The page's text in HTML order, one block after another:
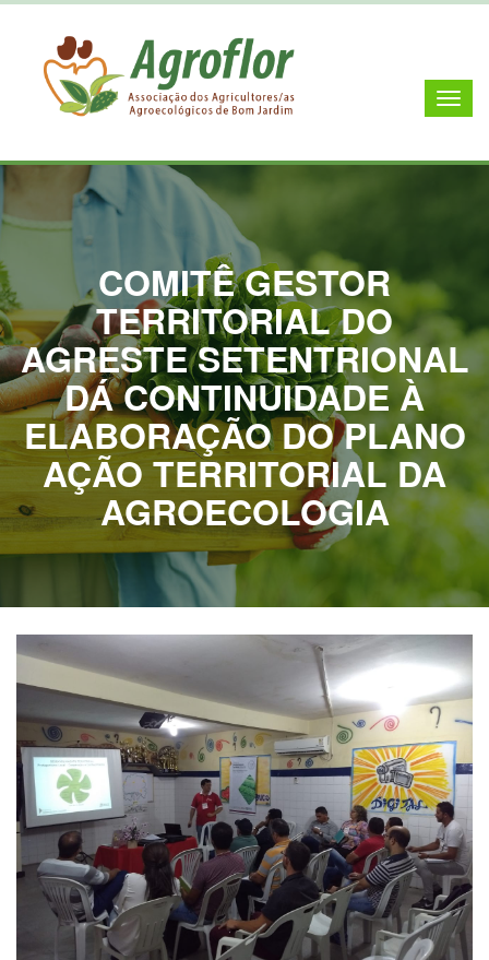
COMITÊ GESTOR
TERRITORIAL DO
AGRESTE SETENTRIONAL
DÁ CONTINUIDADE À
ELABORAÇÃO DO PLANO
AÇÃO TERRITORIAL DA
AGROECOLOGIA